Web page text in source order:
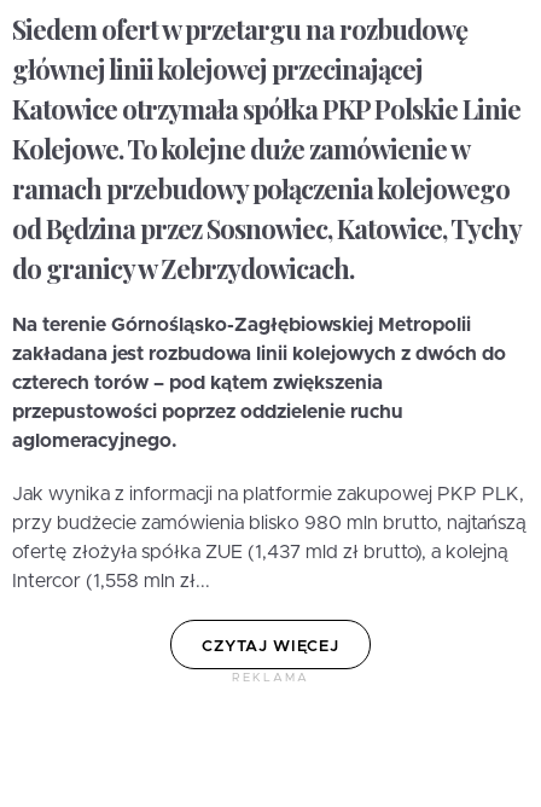
Siedem ofert w przetargu na rozbudowę
głównej linii kolejowej przecinającej
Katowice otrzymała spółka PKP Polskie Linie
Kolejowe. To kolejne duże zamówienie w
ramach przebudowy połączenia kolejowego
od Będzina przez Sosnowiec, Katowice, Tychy
do granicy w Zebrzydowicach.
Na terenie Górnośląsko-Zagłębiowskiej Metropolii
zakładana jest rozbudowa linii kolejowych z dwóch do
czterech torów – pod kątem zwiększenia
przepustowości poprzez oddzielenie ruchu
aglomeracyjnego.
Jak wynika z informacji na platformie zakupowej PKP PLK,
przy budżecie zamówienia blisko 980 mln brutto, najtańszą
ofertę złożyła spółka ZUE (1,437 mld zł brutto), a kolejną
Intercor (1,558 mln zł...
CZYTAJ WIĘCEJ
REKLAMA